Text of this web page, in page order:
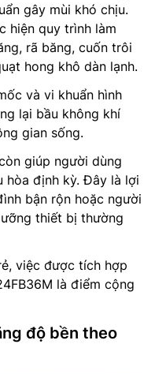
gây mùi khó chịu.
hiện quy trình làm
rã băng, cuốn trôi
hong khô dàn lạnh.
và vi khuẩn hình
lại bầu không khí
gian sống.
giúp người dùng
hòa định kỳ. Đây là lợi
bận rộn hoặc người
thiết bị thường
việc được tích hợp
là điểm cộng
độ bền theo